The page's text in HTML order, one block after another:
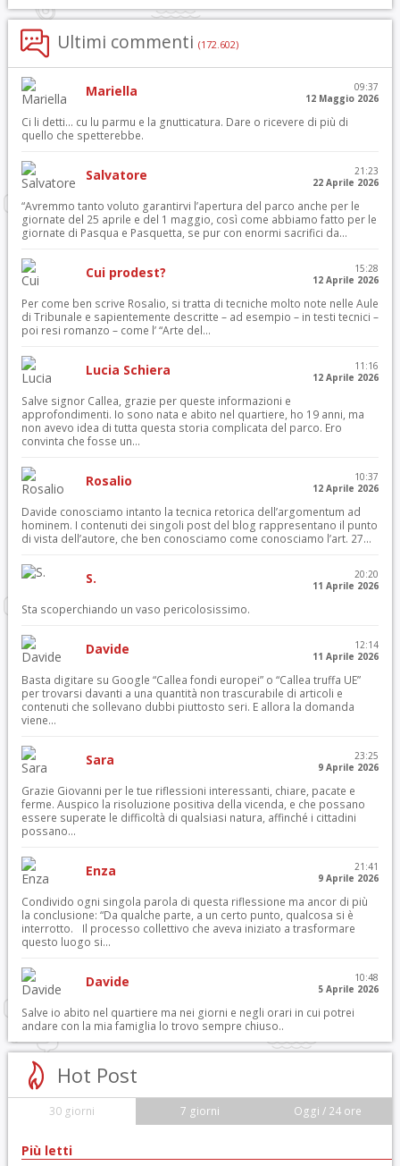
Ultimi commenti (172.602)
Mariella
09:37
12 Maggio 2026
Ci li detti… cu lu parmu e la gnutticatura. Dare o ricevere di più di
quello che spetterebbe.
Salvatore
21:23
22 Aprile 2026
“Avremmo tanto voluto garantirvi l’apertura del parco anche per le
giornate del 25 aprile e del 1 maggio, così come abbiamo fatto per le
giornate di Pasqua e Pasquetta, se pur con enormi sacrifici da...
Cui prodest?
15:28
12 Aprile 2026
Per come ben scrive Rosalio, si tratta di tecniche molto note nelle Aule
di Tribunale e sapientemente descritte – ad esempio – in testi tecnici –
poi resi romanzo – come l’ “Arte del...
Lucia Schiera
11:16
12 Aprile 2026
Salve signor Callea, grazie per queste informazioni e
approfondimenti. Io sono nata e abito nel quartiere, ho 19 anni, ma
non avevo idea di tutta questa storia complicata del parco. Ero
convinta che fosse un...
Rosalio
10:37
12 Aprile 2026
Davide conosciamo intanto la tecnica retorica dell’argomentum ad
hominem. I contenuti dei singoli post del blog rappresentano il punto
di vista dell’autore, che ben conosciamo come conosciamo l’art. 27...
S.
20:20
11 Aprile 2026
Sta scoperchiando un vaso pericolosissimo.
Davide
12:14
11 Aprile 2026
Basta digitare su Google “Callea fondi europei” o “Callea truffa UE”
per trovarsi davanti a una quantità non trascurabile di articoli e
contenuti che sollevano dubbi piuttosto seri. E allora la domanda
viene...
Sara
23:25
9 Aprile 2026
Grazie Giovanni per le tue riflessioni interessanti, chiare, pacate e
ferme. Auspico la risoluzione positiva della vicenda, e che possano
essere superate le difficoltà di qualsiasi natura, affinché i cittadini
possano...
Enza
21:41
9 Aprile 2026
Condivido ogni singola parola di questa riflessione ma ancor di più
la conclusione: “Da qualche parte, a un certo punto, qualcosa si è
interrotto. Il processo collettivo che aveva iniziato a trasformare
questo luogo si...
Davide
10:48
5 Aprile 2026
Salve io abito nel quartiere ma nei giorni e negli orari in cui potrei
andare con la mia famiglia lo trovo sempre chiuso..
Hot Post
30 giorni 7 giorni Oggi / 24 ore
Più letti